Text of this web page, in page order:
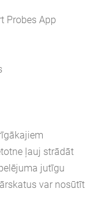
Probes App
ļauj strādāt
jutīgu
var nosūtīt